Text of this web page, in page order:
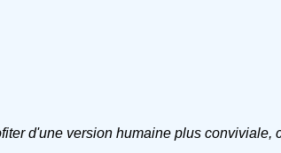
d'une version humaine plus conviviale,